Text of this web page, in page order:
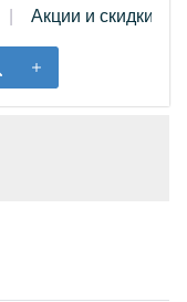
Акции и скидки